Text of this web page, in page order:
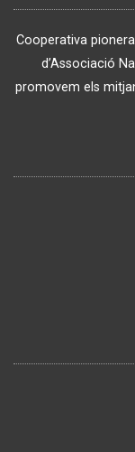
Associació
de
Catalunya
Cooperativa
d’Associació
promovem els
nos